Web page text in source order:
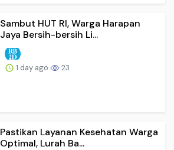
Sambut HUT RI, Warga Harapan
Jaya Bersih-bersih Li...
1 day ago 23
Pastikan Layanan Kesehatan Warga
Optimal, Lurah Ba...